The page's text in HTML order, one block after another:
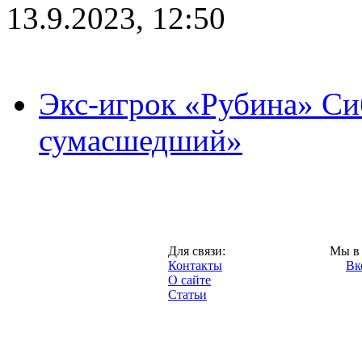
13.9.2023, 12:50
Экс-игрок «Рубина»
сумасшедший»
Для связи:
Контакты
О сайте
Статьи
Мы в